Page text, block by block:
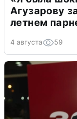
Агузарову
летнем
4 августа 59